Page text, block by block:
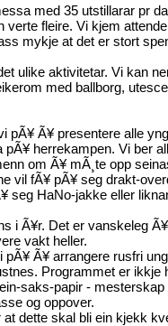
med 35 utstillarar pr
verte fleire. Vi kjem
mykje at det er stort
ulike aktivitetar. Vi kan
med ballborg,
pÃ¥ Ã¥ presentere alle
pÃ¥ herrekampen. Vi ber
om Ã¥ mÃ¸te opp
vil fÃ¥ pÃ¥ seg drakt-
seg HaNo-jakke eller
i Ã¥r. Det er vanskeleg
vakt heller.
pÃ¥ Ã¥ arrangere rusfri
Programmet er
saks-papir - mesterskap
og oppover.
at dette skal bli ein kjekk